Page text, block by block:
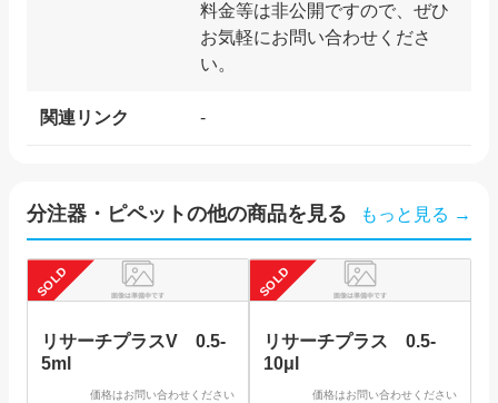
料金等は非公開ですので、ぜひ
お気軽にお問い合わせくださ
関連リンク -
分注器・ピペットの他の商品を見る もっと見る →
SOLD
リサーチプラスV 0.5-
5ml
価格はお問い合わせください
SOLD
リサーチプラス 0.5-
10μl
価格はお問い合わせください